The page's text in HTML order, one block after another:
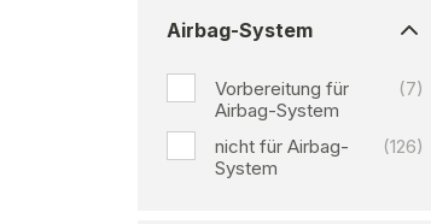
Airbag-System
Vorbereitung für
Airbag-System
(7)
nicht für Airbag-
System
(126)